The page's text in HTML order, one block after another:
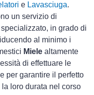
e Lavasciuga.
un servizio di
in grado di
al minimo i
Miele altamente
di effettuare le
per garantire il perfetto
loro durata nel corso